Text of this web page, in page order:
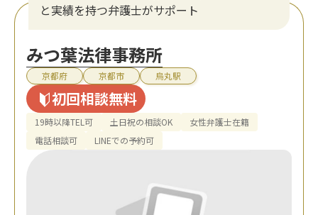
と実績を持つ弁護士がサポート
みつ葉法律事務所
京都府 京都市 烏丸駅
初回相談無料
19時以降TEL可 土日祝の相談OK
女性弁護士在籍
電話相談可
LINEでの予約可